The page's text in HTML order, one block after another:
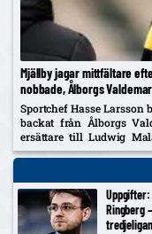
Mjällby jagar mittfältare
nobbade, Ålborgs
Sportchef Hasse
backat från Ålborgs
ersättare till Ludwig
augusti.
Uppgifter:
Ringberg
tredjeligan